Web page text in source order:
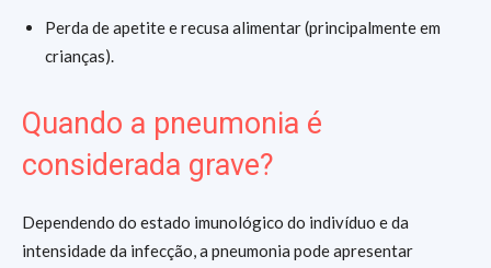
Perda de apetite e recusa alimentar (principalmente em
crianças).
Quando a pneumonia é
considerada grave?
Dependendo do estado imunológico do indivíduo e da
intensidade da infecção, a pneumonia pode apresentar